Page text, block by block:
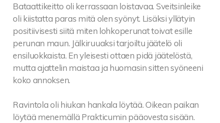
Bataattikeitto oli kerrassaan loistavaa. Sveitsinleike
oli kiistatta paras mitä olen syönyt. Lisäksi yllätyin
positiivisesti siitä miten lohkoperunat toivat esille
perunan maun. Jälkiruuaksi tarjoiltu jäätelö oli
ensiluokkaista. En yleisesti ottaen pidä jäätelöstä,
mutta ajattelin maistaa ja huomasin sitten syöneeni
koko annoksen.
Ravintola oli hiukan hankala löytää. Oikean paikan
löytää menemällä Prakticumin pääovesta sisään.